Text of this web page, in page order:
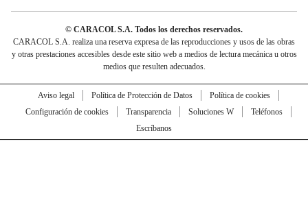
© CARACOL S.A. Todos los derechos reservados.
CARACOL S.A. realiza una reserva expresa de las reproducciones y usos de las obras
y otras prestaciones accesibles desde este sitio web a medios de lectura mecánica u otros
medios que resulten adecuados.
Aviso legal Política de Protección de Datos
Política de cookies
Configuración de cookies
Transparencia Soluciones W
Teléfonos
Escríbanos